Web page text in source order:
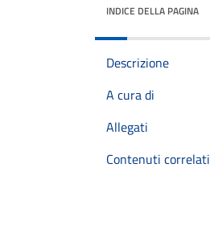
INDICE DELLA PAGINA
Descrizione
A cura di
Allegati
Contenuti correlati